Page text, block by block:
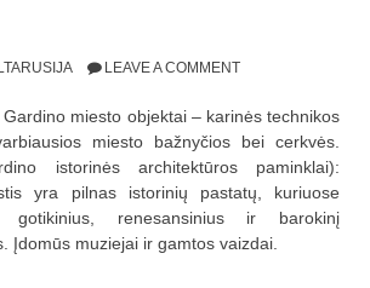
LEAVE A COMMENT
miesto objektai – karinės technikos
miesto bažnyčios bei cerkvės.
istorinės architektūros paminklai):
yra pilnas istorinių pastatų, kuriuose
gotikinius, renesansinius ir barokinį
Įdomūs muziejai ir gamtos vaizdai.